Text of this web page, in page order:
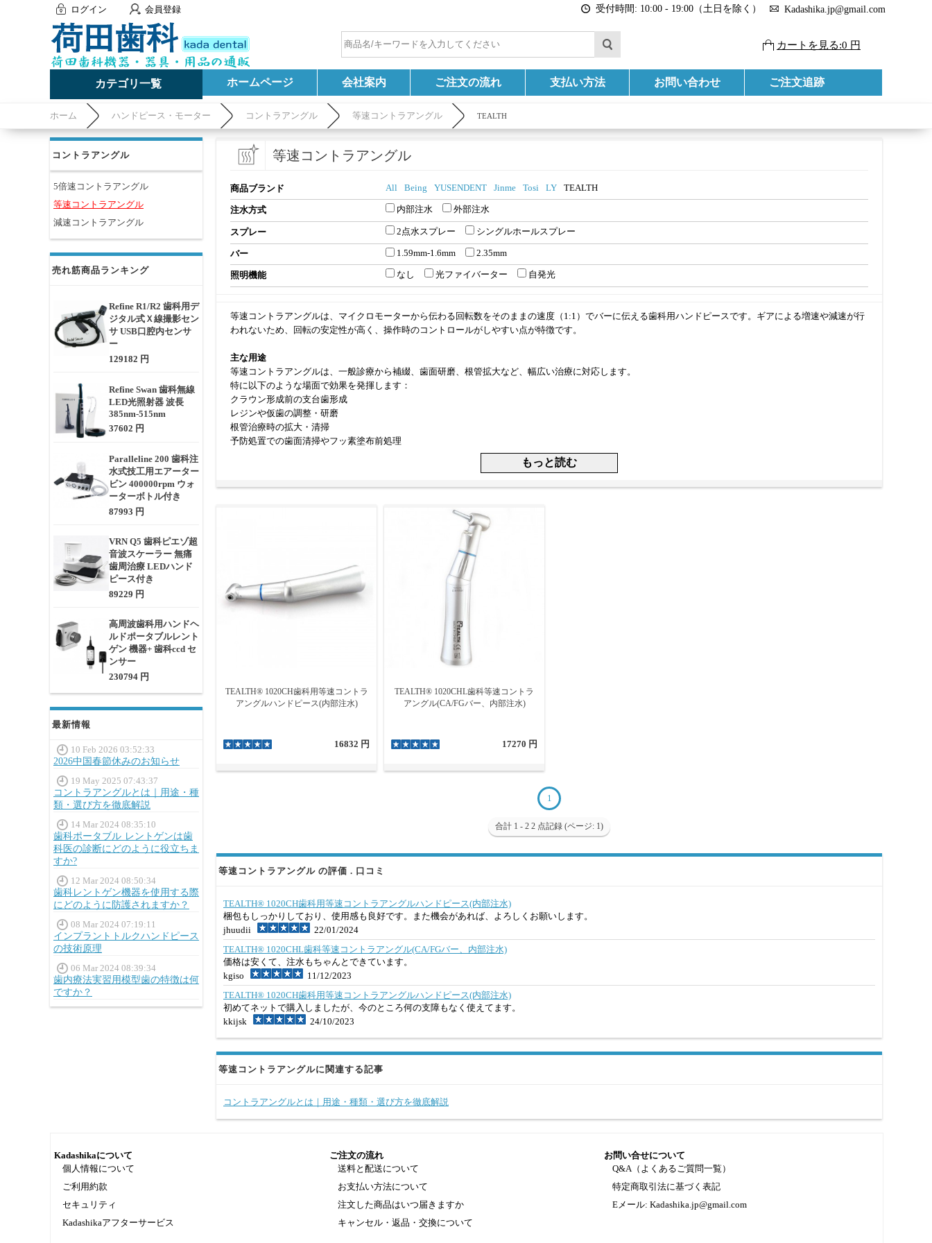
ログイン 会員登録 受付時間: 10:00 - 19:00（土日を除く） Kadashika.jp@gmail.com
カートを見る:0 円
カテゴリ一覧 ホームページ 会社案内 ご注文の流れ 支払い方法 お問い合わせ ご注文追跡
ホーム ハンドピース・モーター コントラアングル 等速コントラアングル TEALTH
コントラアングル
5倍速コントラアングル
等速コントラアングル
減速コントラアングル
売れ筋商品ランキング
Refine R1/R2 歯科用デ
ジタル式Ｘ線撮影セン
サ USB口腔内センサ
ー
129182 円
Refine Swan 歯科無線
LED光照射器 波長
385nm-515nm
37602 円
Paralleline 200 歯科注
水式技工用エアーター
ビン 400000rpm ウォ
ーターボトル付き
87993 円
VRN Q5 歯科ピエゾ超
音波スケーラー 無痛
歯周治療 LEDハンド
ピース付き
89229 円
高周波歯科用ハンドヘ
ルドポータブルレント
ゲン 機器+ 歯科ccd セ
ンサー
230794 円
最新情報
10 Feb 2026 03:52:33
2026中国春節休みのお知らせ
19 May 2025 07:43:37
コントラアングルとは｜用途・種
類・選び方を徹底解説
14 Mar 2024 08:35:10
歯科ポータブル レントゲンは歯
科医の診断にどのように役立ちま
すか?
12 Mar 2024 08:50:34
歯科レントゲン機器を使用する際
にどのように防護されますか？
08 Mar 2024 07:19:11
インプラントトルクハンドピース
の技術原理
06 Mar 2024 08:39:34
歯内療法実習用模型歯の特徴は何
ですか？
等速コントラアングル
商品ブランド All Being YUSENDENT Jinme Tosi LY TEALTH
注水方式 内部注水 外部注水
スプレー 2点水スプレー シングルホールスプレー
バー 1.59mm-1.6mm 2.35mm
照明機能 なし 光ファイバーター 自発光
等速コントラアングルは、マイクロモーターから伝わる回転数をそのままの速度（1:1）でバーに伝える歯科用ハンドピースです。ギアによる増速や減速が行
われないため、回転の安定性が高く、操作時のコントロールがしやすい点が特徴です。
主な用途
等速コントラアングルは、一般診療から補綴、歯面研磨、根管拡大など、幅広い治療に対応します。
特に以下のような場面で効果を発揮します：
クラウン形成前の支台歯形成
レジンや仮歯の調整・研磨
根管治療時の拡大・清掃
予防処置での歯面清掃やフッ素塗布前処理
冷却スプレーの種類：1点or多点スプレーでバーの冷却効率を確保
ベアリングの素材・構造：静音性と耐久性に関わるポイント
等速コントラアングルは、初心者から熟練歯科医まで幅広く使用される基本ハンドピースです。用途に応じた適切な仕様を選ぶことで、診療効率と快適性が
大きく向上します。
TEALTH® 1020CH歯科用等速コントラ
アングルハンドピース(内部注水)
16832 円
TEALTH® 1020CHL歯科等速コントラ
アングル(CA/FGバー、内部注水)
17270 円
1
合計 1 - 2 2 点記録 (ページ: 1)
等速コントラアングル の評価 . 口コミ
TEALTH® 1020CH歯科用等速コントラアングルハンドピース(内部注水)
梱包もしっかりしており、使用感も良好です。また機会があれば、よろしくお願いします。
jhuudii
22/01/2024
TEALTH® 1020CHL歯科等速コントラアングル(CA/FGバー、内部注水)
価格は安くて、注水もちゃんとできています。
kgiso
11/12/2023
TEALTH® 1020CH歯科用等速コントラアングルハンドピース(内部注水)
初めてネットで購入しましたが、今のところ何の支障もなく使えてます。
kkijsk
24/10/2023
等速コントラアングルに関連する記事
コントラアングルとは｜用途・種類・選び方を徹底解説
Kadashikaについて
個人情報について
ご利用約款
セキュリティ
Kadashikaアフターサービス
ご注文の流れ
送料と配送について
お支払い方法について
注文した商品はいつ届きますか
キャンセル・返品・交換について
お問い合せについて
Q&A（よくあるご質問一覧）
特定商取引法に基づく表記
Eメール: Kadashika.jp@gmail.com